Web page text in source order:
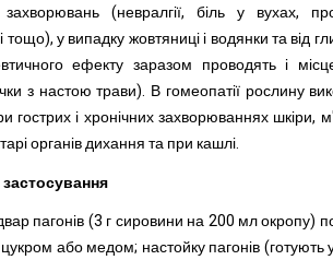
(невралгії, біль у вухах,
тощо), у випадку жовтяниці і водянки та від
ефекту заразом проводять і
з настою трави). В гомеопатії рослину
гострих і хронічних захворюваннях шкіри,
органів дихання та при кашлі.
пагонів (3 г сировини на 200 мл окропу)
або медом; настойку пагонів (готують